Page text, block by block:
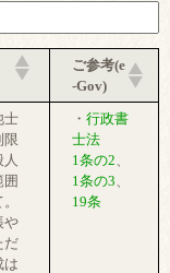
ご参考(e
-Gov)
士
限
囲
や
だ
は
・ 行政書
士法
1条の2
1条の3
19条